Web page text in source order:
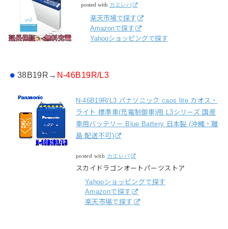
posted with カエレバ
楽天市場で探す
Amazonで探す
Yahooショッピングで探す
38B19R→ N-46B19R/L3
N-46B19R/L3 パナソニック caos lite カオス・
ライト 標準車(充電制御車)用 L3シリーズ 国産
車用バッテリー Blue Battery 日本製 (沖縄・離
島 配送不可)
posted with カエレバ
スカイドラゴンオートパーツストア
Yahooショッピングで探す
Amazonで探す
楽天市場で探す